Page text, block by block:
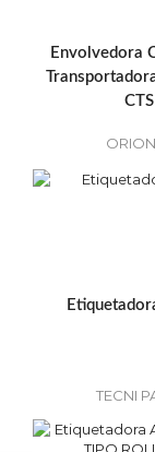
Envolvedora
CTS
TECNI